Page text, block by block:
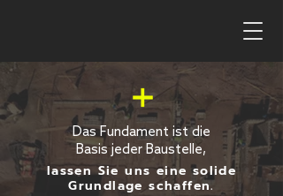
Das Fundament ist die
Basis jeder Baustelle,
lassen Sie uns eine solide
Grundlage schaffen.